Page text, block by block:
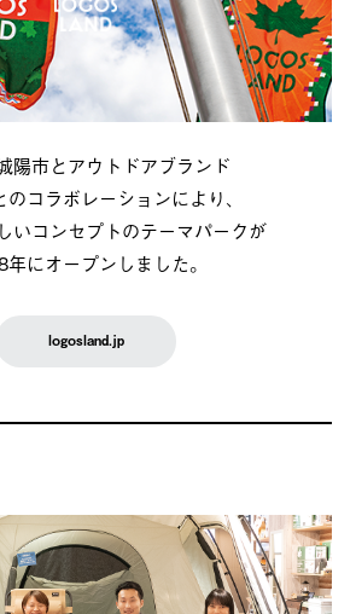
陽市とアウトドアブランド
のコラボレーションにより、
いコンセプトのテーマパークが
にオープンしました。
logosland.jp